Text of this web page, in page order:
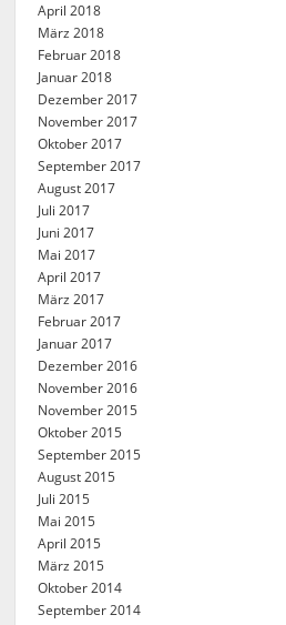
April 2018
März 2018
Februar 2018
Januar 2018
Dezember 2017
November 2017
Oktober 2017
September 2017
August 2017
Juli 2017
Juni 2017
Mai 2017
April 2017
März 2017
Februar 2017
Januar 2017
Dezember 2016
November 2016
November 2015
Oktober 2015
September 2015
August 2015
Juli 2015
Mai 2015
April 2015
März 2015
Oktober 2014
September 2014